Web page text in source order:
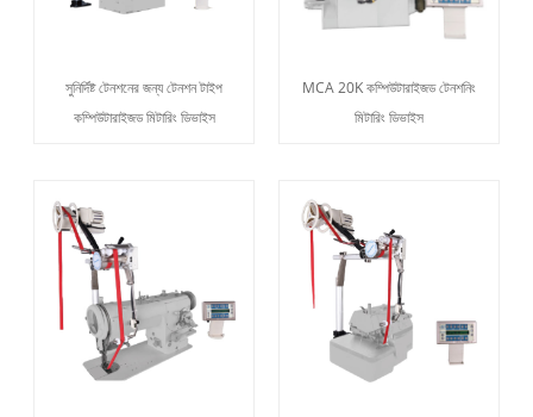
সুনির্দিষ্ট টেনশনের জন্য টেনশন টাইপ
কম্পিউটারাইজড মিটারিং ডিভাইস
MCA 20K কম্পিউটারাইজড টেনশনিং
মিটারিং ডিভাইস